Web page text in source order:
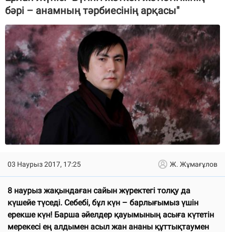
бәрі – анамның тәрбиесінің арқасы"
03 Наурыз 2017, 17:25 Ж. Жұмағұлов
8 наурыз жақындаған сайын жүректегі толқу да
күшейе түседі. Себебі, бұл күн – барлығымыз үшін
ерекше күн! Барша әйелдер қауымының асыға күтетін
мерекесі ең алдымен асыл жан ананы құттықтаумен